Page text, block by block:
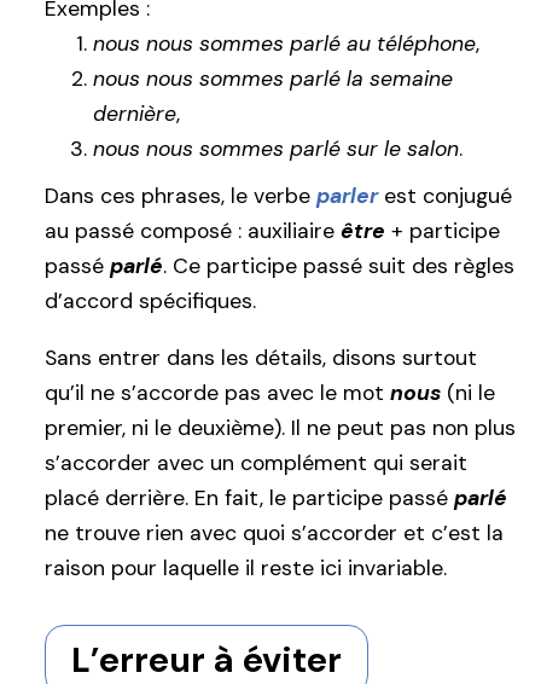
Exemples :
nous nous sommes parlé au téléphone,
nous nous sommes parlé la semaine
dernière,
nous nous sommes parlé sur le salon.
Dans ces phrases, le verbe parlerest conjugué
au passé composé : auxiliaire être + participe
passé parlé. Ce participe passé suit des règles
d’accord spécifiques.
Sans entrer dans les détails, disons surtout
qu’il ne s’accorde pas avec le mot nous (ni le
premier, ni le deuxième). Il ne peut pas non plus
s’accorder avec un complément qui serait
placé derrière. En fait, le participe passé parlé
ne trouve rien avec quoi s’accorder et c’est la
raison pour laquelle il reste ici invariable.
L’erreur à éviter